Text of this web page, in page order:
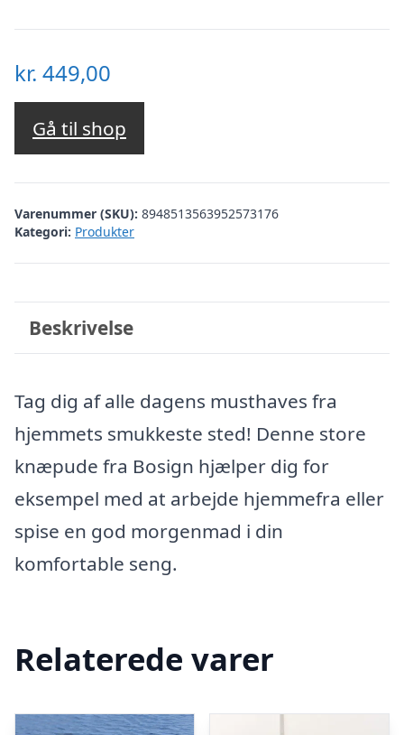
kr. 449,00
Gå til shop
Varenummer (SKU): 8948513563952573176
Kategori: Produkter
Beskrivelse
Tag dig af alle dagens musthaves fra
hjemmets smukkeste sted! Denne store
knæpude fra Bosign hjælper dig for
eksempel med at arbejde hjemmefra eller
spise en god morgenmad i din
komfortable seng.
Relaterede varer